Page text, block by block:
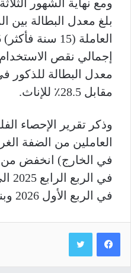
بلغ معدل البطالة بين
مقابل 28.5٪ للإناث.
وذكر تقرير الإحصاء
العاملين من الضفة
في الربع الأول 2026 وبنسبة 5%